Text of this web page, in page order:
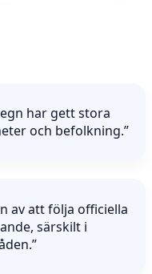
har gett stora
och befolkning.”
av att följa officiella
särskilt i